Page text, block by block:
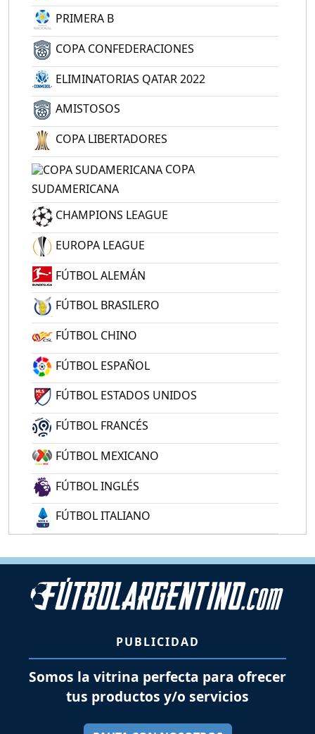
PRIMERA B
COPA CONFEDERACIONES
ELIMINATORIAS QATAR 2022
AMISTOSOS
COPA LIBERTADORES
COPA
SUDAMERICANA
CHAMPIONS LEAGUE
EUROPA LEAGUE
FÚTBOL ALEMÁN
FÚTBOL BRASILERO
FÚTBOL CHINO
FÚTBOL ESPAÑOL
FÚTBOL ESTADOS UNIDOS
FÚTBOL FRANCÉS
FÚTBOL MEXICANO
FÚTBOL INGLÉS
FÚTBOL ITALIANO
PUBLICIDAD
Somos la vitrina perfecta para ofrecer
tus productos y/o servicios